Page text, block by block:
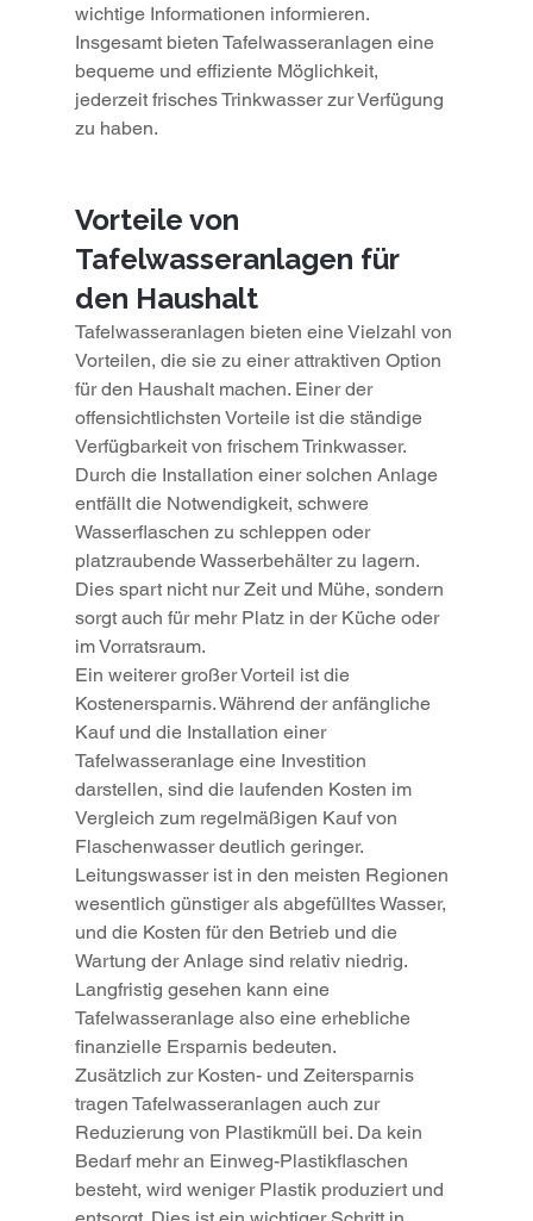
wichtige Informationen informieren.
Insgesamt bieten Tafelwasseranlagen eine
bequeme und effiziente Möglichkeit,
jederzeit frisches Trinkwasser zur Verfügung
zu haben.
Vorteile von
Tafelwasseranlagen für
den Haushalt
Tafelwasseranlagen bieten eine Vielzahl von
Vorteilen, die sie zu einer attraktiven Option
für den Haushalt machen. Einer der
offensichtlichsten Vorteile ist die ständige
Verfügbarkeit von frischem Trinkwasser.
Durch die Installation einer solchen Anlage
entfällt die Notwendigkeit, schwere
Wasserflaschen zu schleppen oder
platzraubende Wasserbehälter zu lagern.
Dies spart nicht nur Zeit und Mühe, sondern
sorgt auch für mehr Platz in der Küche oder
im Vorratsraum.
Ein weiterer großer Vorteil ist die
Kostenersparnis. Während der anfängliche
Kauf und die Installation einer
Tafelwasseranlage eine Investition
darstellen, sind die laufenden Kosten im
Vergleich zum regelmäßigen Kauf von
Flaschenwasser deutlich geringer.
Leitungswasser ist in den meisten Regionen
wesentlich günstiger als abgefülltes Wasser,
und die Kosten für den Betrieb und die
Wartung der Anlage sind relativ niedrig.
Langfristig gesehen kann eine
Tafelwasseranlage also eine erhebliche
finanzielle Ersparnis bedeuten.
Zusätzlich zur Kosten- und Zeitersparnis
tragen Tafelwasseranlagen auch zur
Reduzierung von Plastikmüll bei. Da kein
Bedarf mehr an Einweg-Plastikflaschen
besteht, wird weniger Plastik produziert und